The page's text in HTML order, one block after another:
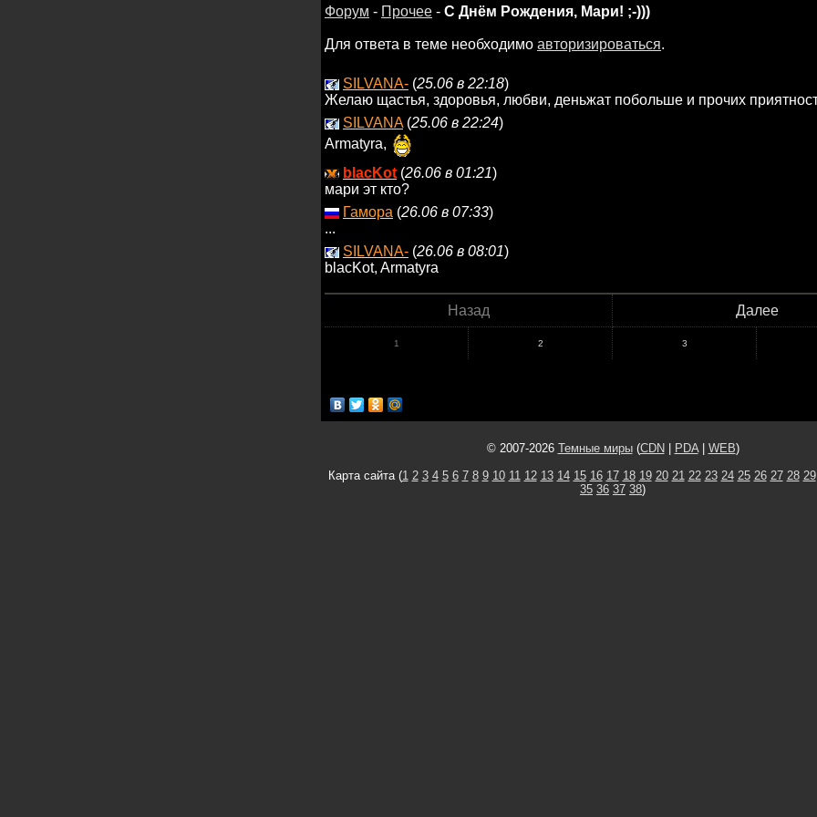
Форум - Прочее - С Днём Рождения, Мари! ;-)))
Для ответа в теме необходимо авторизироваться.
SILVANA- (25.06 в 22:18)
Желаю щастья, здоровья, любви, деньжат побольше и прочих
SILVANA(25.06 в 22:24)
Armatyra,
blacKot (26.06 в 01:21)
мари эт кто?
Гамора (26.06 в 07:33)
...
SILVANA- (26.06 в 08:01)
blacKot, Armatyra
Назад Далее
1 2 3
© 2007-2026 Темные миры(CDN PDA| WEB)
Карта сайта (1 2 3 4 5 6 7 8 9 10 11 12 13 14 15 16 17 18 19 20 21 22 23 24 25 26 27 28 29
35 36 37 38)